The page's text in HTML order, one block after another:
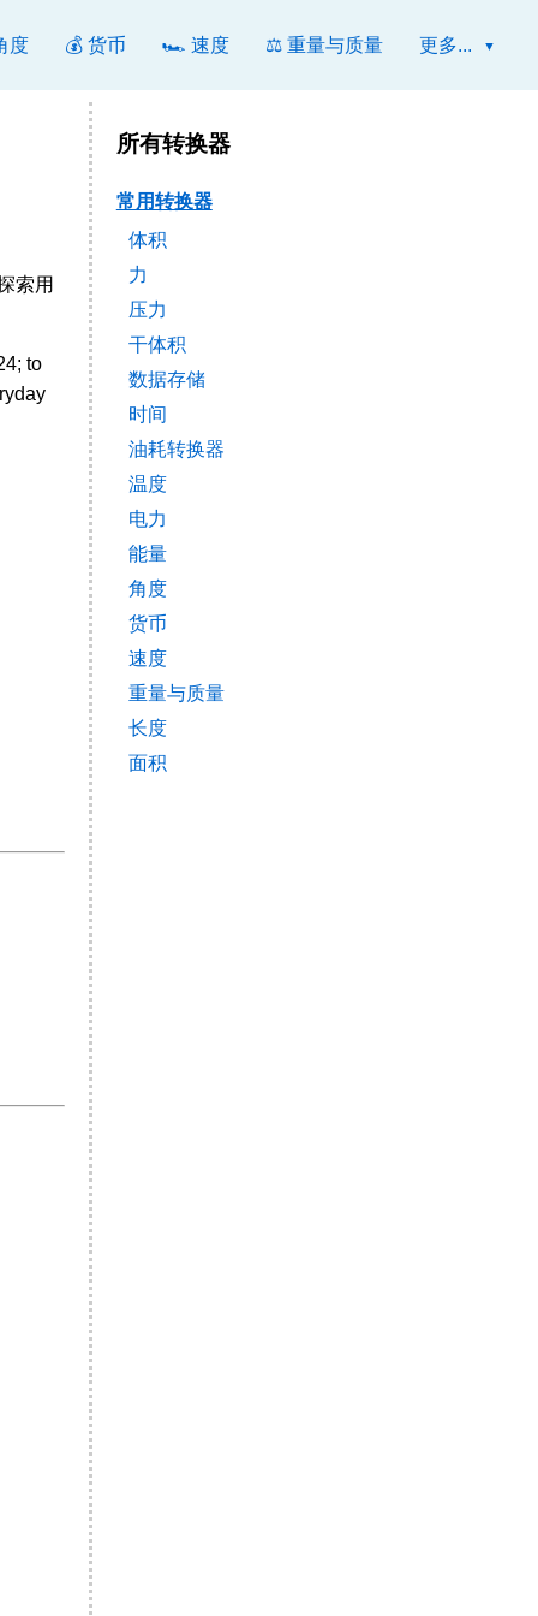
度 💰 货币 🏎️ 速度 ⚖️ 重量与质量 更多...
索用
to
所有转换器
常用转换器
体积
力
压力
干体积
数据存储
时间
油耗转换器
温度
电力
能量
角度
货币
速度
重量与质量
长度
面积